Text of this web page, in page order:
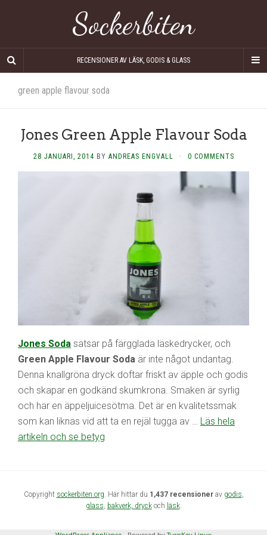
Sockerbiten
RECENSIONER AV LÄSK, GODIS & GLASS
green apple flavour soda
Jones Green Apple Flavour Soda
28 JANUARI, 2014 BY ANDREAS ENGVALL · 0 COMMENTS
Jones Soda satsar på färgglada läskedrycker, och
Green Apple Flavour Soda är inte något undantag.
Denna knallgröna dryck doftar friskt av äpple och godis
och skapar en godkänd skumkrona. Smaken är syrlig
och har en äppeljuicesötma. Det är en kvalitetssmak
som kan liknas vid att ta en rejäl tugga av … Läs hela
artikeln och se betyg
Copyright sockerbiten.org . Här hittar du 1,437 recensionerav godis
glass bakverk, dryckoch läsk.